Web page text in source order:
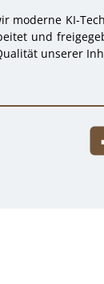
KI-
und
unserer